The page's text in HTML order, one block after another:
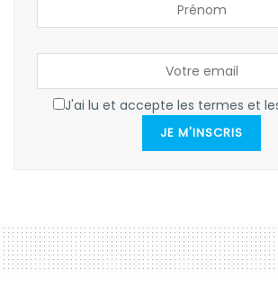
J'ai lu et accepte les termes et
JE M'INSCRIS